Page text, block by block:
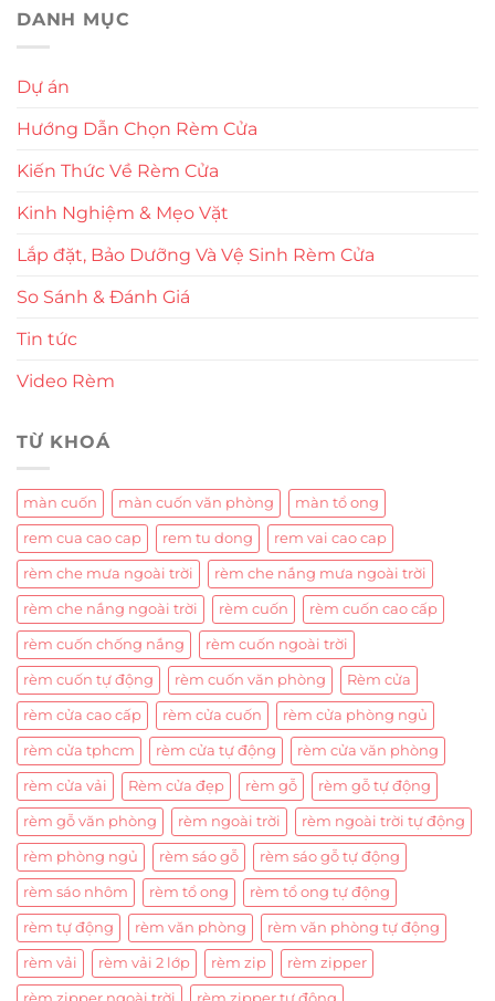
DANH MỤC
Dự án
Hướng Dẫn Chọn Rèm Cửa
Kiến Thức Về Rèm Cửa
Kinh Nghiệm & Mẹo Vặt
Lắp đặt, Bảo Dưỡng Và Vệ Sinh Rèm Cửa
So Sánh & Đánh Giá
Tin tức
Video Rèm
TỪ KHOÁ
màn cuốn màn cuốn văn phòng màn tổ ong
rem cua cao cap rem tu dong rem vai cao cap
rèm che mưa ngoài trời rèm che nắng mưa ngoài trời
rèm che nắng ngoài trời rèm cuốn rèm cuốn cao cấp
rèm cuốn chống nắng rèm cuốn ngoài trời
rèm cuốn tự động rèm cuốn văn phòng Rèm cửa
rèm cửa cao cấp rèm cửa cuốn rèm cửa phòng ngủ
rèm cửa tphcm rèm cửa tự động rèm cửa văn phòng
rèm cửa vải Rèm cửa đẹp rèm gỗ rèm gỗ tự động
rèm gỗ văn phòng rèm ngoài trời rèm ngoài trời tự động
rèm phòng ngủ rèm sáo gỗ rèm sáo gỗ tự động
rèm sáo nhôm rèm tổ ong rèm tổ ong tự động
rèm tự động rèm văn phòng rèm văn phòng tự động
rèm vải rèm vải 2 lớp rèm zip rèm zipper